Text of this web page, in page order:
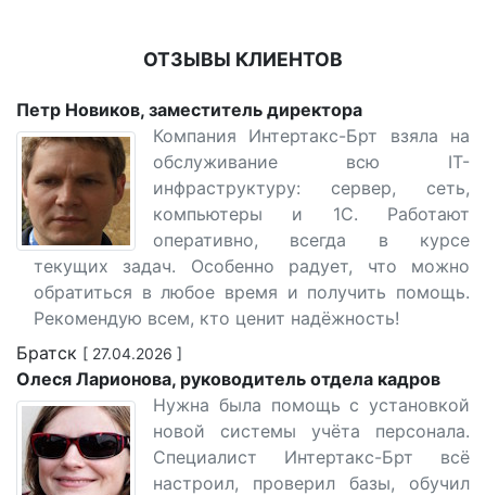
ОТЗЫВЫ КЛИЕНТОВ
Петр Новиков, заместитель директора
Компания Интертакс-Брт взяла на
обслуживание всю IT-
инфраструктуру: сервер, сеть,
компьютеры и 1С. Работают
оперативно, всегда в курсе
текущих задач. Особенно радует, что можно
обратиться в любое время и получить помощь.
Рекомендую всем, кто ценит надёжность!
Братск [ 27.04.2026 ]
Олеся Ларионова, руководитель отдела кадров
Нужна была помощь с установкой
новой системы учёта персонала.
Специалист Интертакс-Брт всё
настроил, проверил базы, обучил